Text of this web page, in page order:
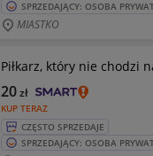
SPRZEDAJĄCY: OSOBA
MIASTKO
Piłkarz, który nie chodzi
KUP TERAZ
20zł
CZĘSTO SPRZEDAJE
SPRZEDAJĄCY: OSOBA